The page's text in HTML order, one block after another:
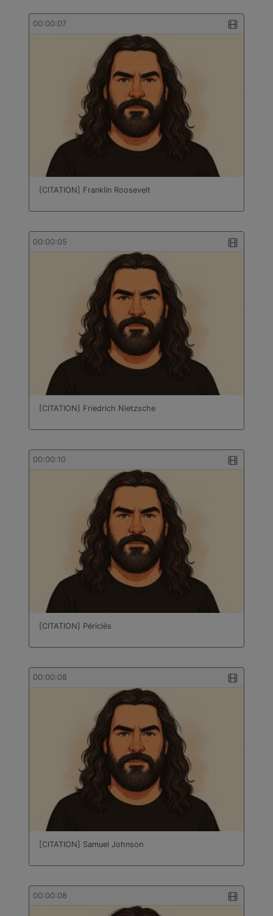
00:00:07
[CITATION] Franklin Roosevelt
00:00:05
[CITATION] Friedrich Nietzsche
00:00:10
[CITATION] Périclès
00:00:08
[CITATION] Samuel Johnson
00:00:08